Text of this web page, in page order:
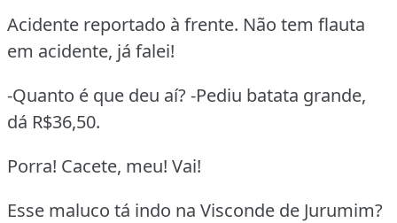
Acidente reportado à frente. Não tem flauta
em acidente, já falei!
-Quanto é que deu aí? -Pediu batata grande,
dá R$36,50.
Porra! Cacete, meu! Vai!
Esse maluco tá indo na Visconde de Jurumim?